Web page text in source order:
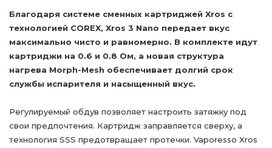
Благодаря системе сменных картриджей Xros с
технологией COREX, Xros 3 Nano передает вкус
максимально чисто и равномерно. В комплекте идут
картриджи на 0.6 и 0.8 Ом, а новая структура
нагрева Morph-Mesh обеспечивает долгий срок
службы испарителя и насыщенный вкус.
Регулируемый обдув позволяет настроить затяжку под
свои предпочтения. Картридж заправляется сверху, а
технология SSS предотвращает протечки. Vaporesso Xros